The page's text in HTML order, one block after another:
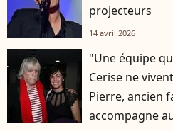
projecteurs
14 avril 2026
"Une équipe
Cerise ne
Pierre, ancien
accompagne